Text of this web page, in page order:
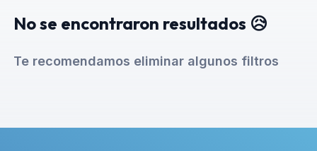
No se encontraron resultados 😥
Te recomendamos eliminar algunos filtros